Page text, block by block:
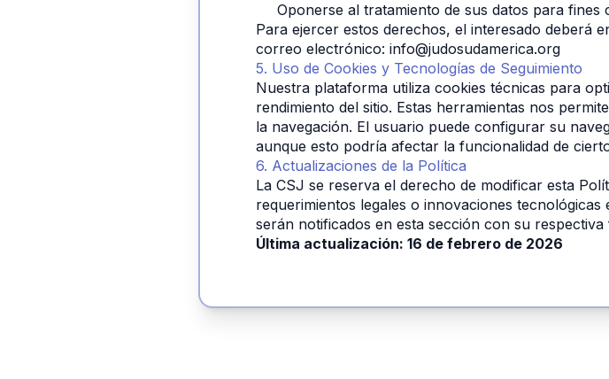
Oponerse al tratamiento de sus datos para
Para ejercer estos derechos, el interesado deberá
correo electrónico: info@judosudamerica.org
5. Uso de Cookies y Tecnologías de Seguimiento
Nuestra plataforma utiliza cookies técnicas para
rendimiento del sitio. Estas herramientas nos
la navegación. El usuario puede configurar su
aunque esto podría afectar la funcionalidad de
6. Actualizaciones de la Política
La CSJ se reserva el derecho de modificar esta
requerimientos legales o innovaciones tecnológicas
serán notificados en esta sección con su respectiva
Última actualización: 16 de febrero de 2026